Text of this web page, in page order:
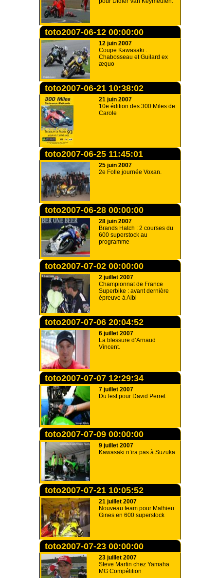
toto2007-06-12 00:00:00
12 juin 2007
Coupe Kawasaki :
Chabosseau et Guilard ex
æquo
toto2007-06-21 10:38:02
21 juin 2007
10e édition des 300 Miles de
Carole
toto2007-06-25 11:45:01
25 juin 2007
2e Folle journée Voxan.
toto2007-06-28 00:00:00
28 juin 2007
Brands Hatch : 2 courses du
600 superstock au
programme
toto2007-07-02 00:00:00
2 juillet 2007
Championnat de France
Superbike : avant dernière
épreuve à Albi
toto2007-07-06 20:04:52
6 juillet 2007
La blessure d’Arnaud
Vincent.
toto2007-07-07 12:29:34
7 juillet 2007
Du lest pour David Perret
toto2007-07-09 00:00:00
9 juillet 2007
Kawasaki n’ira pas à Suzuka
toto2007-07-21 10:05:52
21 juillet 2007
Nouveau team pour Mathieu
Gines en 600 superstock
toto2007-07-23 00:00:00
23 juillet 2007
Steve Martin chez Yamaha
MG Compétition